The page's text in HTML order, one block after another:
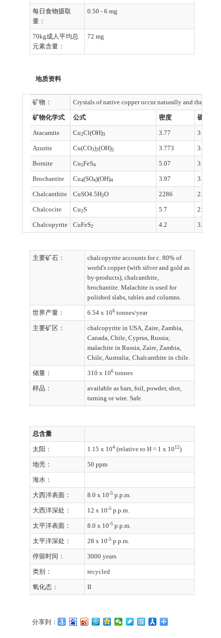
每日食物摄取
量：
0.50 - 6 mg
70kg成人平均总
元素含量：
72 mg
地质资料
矿物： Crystals of native copper occur naturally and there
矿物化学式 公式 密度 硬度
Atacamite Cu2Cl(OH)3 3.77 3 - 3.5
Azurite Cu(CO3)2(OH)2 3.773 3.5 - 4
Bornite Cu5FeS4 5.07 3
Brochantite Cu4(SO4)(OH)4 3.97 3.5 - 4
Chalcanthite CuSO4.5H2O 2286 2.5
Chalcocite Cu2S 5.7 2.5 - 3
Chalcopyrite CuFeS2 4.2 3.5 - 4
主要矿石：
chalcopyrite accounts for c. 80% of
world's copper (with silver and gold as
by-products), chalcanthite,
brochantite. Malachite is used for
polished slabs, tables and columns.
世界产量： 6.54 x 106 tonnes/year
主要矿区：
chalcopyrite in USA, Zaire, Zambia,
Canada, Chile, Cyprus, Russia;
malachite in Russia, Zaire, Zambia,
Chile, Australia; Chalcanthite in chile.
储量： 310 x 106 tonnes
样品：
available as bars, foil, powder, shot,
turning or wire. Safe.
总含量
太阳： 1.15 x 104 (relative to H = 1 x 1012)
地壳： 50 ppm
海水：
大西洋表面： 8.0 x 10-5 p.p.m.
大西洋深处： 12 x 10-5 p.p.m.
太平洋表面： 8.0 x 10-5 p.p.m.
太平洋深处： 28 x 10-5 p.p.m.
停留时间： 3000 years
类别： recycled
氧化态： II
分享到：